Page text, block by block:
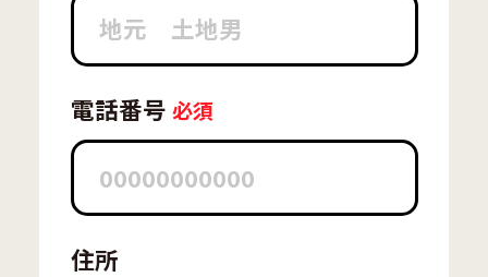
電話番号
住所